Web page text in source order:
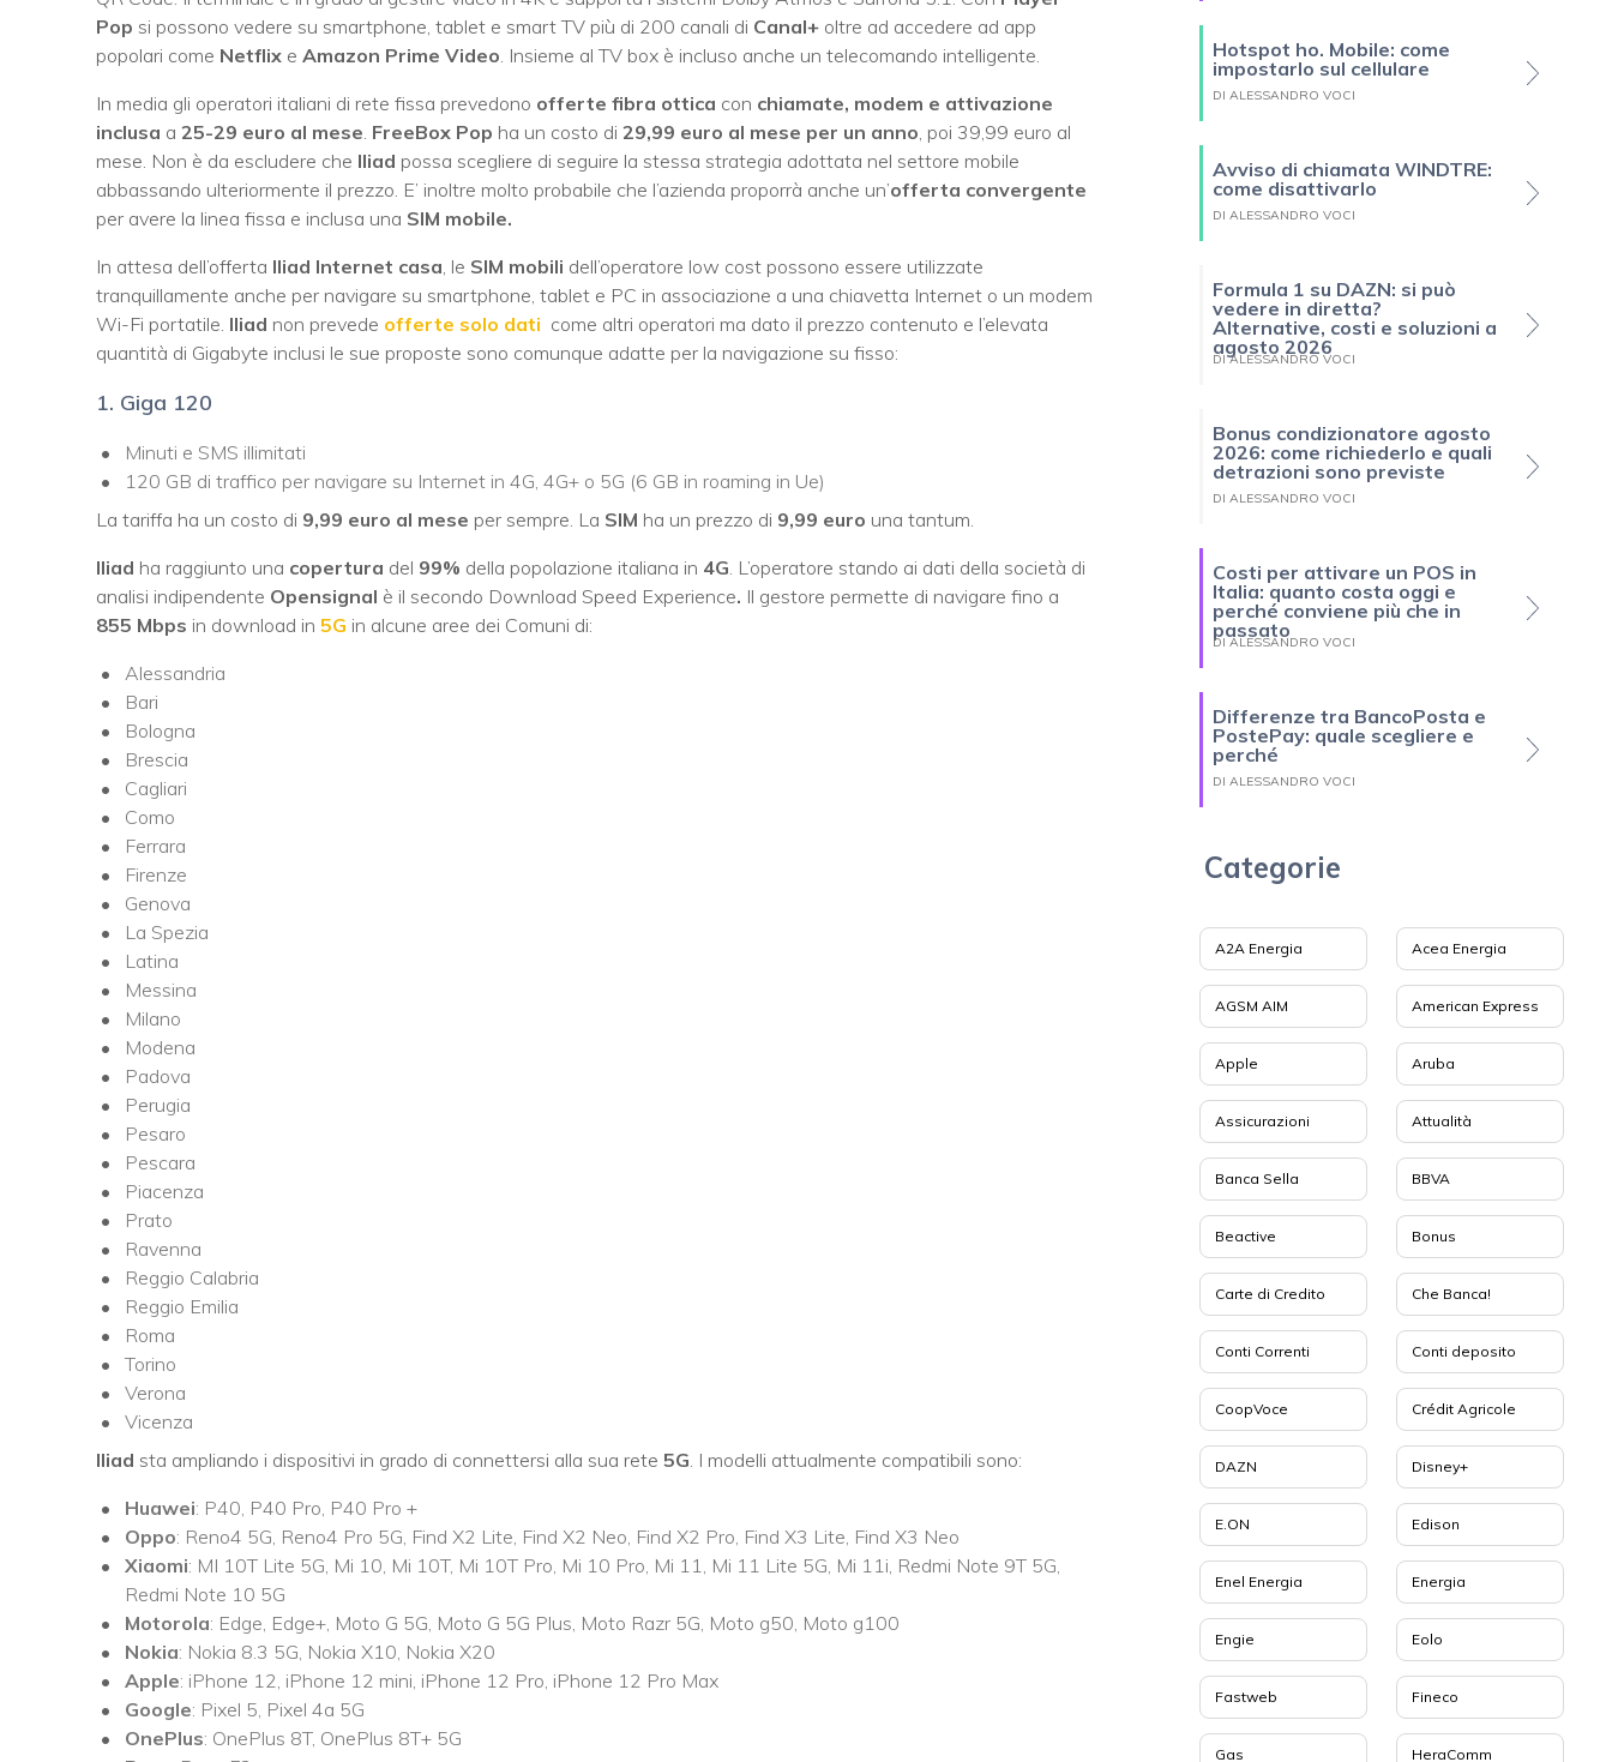
Pop si possono vedere su smartphone, tablet e smart TV più di 200 canali di Canal+ oltre ad accedere ad app
popolari come Netflix e Amazon Prime Video. Insieme al TV box è incluso anche un telecomando intelligente.
In media gli operatori italiani di rete fissa prevedono offerte fibra ottica con chiamate, modem e attivazione
inclusa a 25-29 euro al mese. FreeBox Pop ha un costo di 29,99 euro al mese per un anno, poi 39,99 euro al
mese. Non è da escludere che Iliad possa scegliere di seguire la stessa strategia adottata nel settore mobile
abbassando ulteriormente il prezzo. E’ inoltre molto probabile che l’azienda proporrà anche un’offerta convergente
per avere la linea fissa e inclusa una SIM mobile.
In attesa dell’offerta Iliad Internet casa, le SIM mobili dell’operatore low cost possono essere utilizzate
tranquillamente anche per navigare su smartphone, tablet e PC in associazione a una chiavetta Internet o un modem
Wi-Fi portatile. Iliad non prevede offerte solo dati come altri operatori ma dato il prezzo contenuto e l’elevata
quantità di Gigabyte inclusi le sue proposte sono comunque adatte per la navigazione su fisso:
1. Giga 120
Minuti e SMS illimitati
120 GB di traffico per navigare su Internet in 4G, 4G+ o 5G (6 GB in roaming in Ue)
La tariffa ha un costo di 9,99 euro al mese per sempre. La SIM ha un prezzo di 9,99 euro una tantum.
Iliad ha raggiunto una copertura del 99% della popolazione italiana in 4G. L’operatore stando ai dati della società di
analisi indipendente Opensignal è il secondo Download Speed Experience. Il gestore permette di navigare fino a
855 Mbps in download in 5G in alcune aree dei Comuni di:
Alessandria
Bari
Bologna
Brescia
Cagliari
Como
Ferrara
Firenze
Genova
La Spezia
Latina
Messina
Milano
Modena
Padova
Perugia
Pesaro
Pescara
Piacenza
Prato
Ravenna
Reggio Calabria
Reggio Emilia
Roma
Torino
Verona
Vicenza
Iliad sta ampliando i dispositivi in grado di connettersi alla sua rete 5G. I modelli attualmente compatibili sono:
Huawei: P40, P40 Pro, P40 Pro +
Oppo: Reno4 5G, Reno4 Pro 5G, Find X2 Lite, Find X2 Neo, Find X2 Pro, Find X3 Lite, Find X3 Neo
Xiaomi: MI 10T Lite 5G, Mi 10, Mi 10T, Mi 10T Pro, Mi 10 Pro, Mi 11, Mi 11 Lite 5G, Mi 11i, Redmi Note 9T 5G,
Redmi Note 10 5G
Motorola: Edge, Edge+, Moto G 5G, Moto G 5G Plus, Moto Razr 5G, Moto g50, Moto g100
Nokia: Nokia 8.3 5G, Nokia X10, Nokia X20
Apple: iPhone 12, iPhone 12 mini, iPhone 12 Pro, iPhone 12 Pro Max
Google: Pixel 5, Pixel 4a 5G
OnePlus: OnePlus 8T, OnePlus 8T+ 5G
Hotspot ho. Mobile: come
impostarlo sul cellulare
DI ALESSANDRO VOCI
Avviso di chiamata WINDTRE:
come disattivarlo
DI ALESSANDRO VOCI
Formula 1 su DAZN: si può
vedere in diretta?
Alternative, costi e soluzioni a
agosto 2026
DI ALESSANDRO VOCI
Bonus condizionatore agosto
2026: come richiederlo e quali
detrazioni sono previste
DI ALESSANDRO VOCI
Costi per attivare un POS in
Italia: quanto costa oggi e
perché conviene più che in
passato
DI ALESSANDRO VOCI
Differenze tra BancoPosta e
PostePay: quale scegliere e
perché
DI ALESSANDRO VOCI
Categorie
A2A Energia Acea Energia
AGSM AIM American Express
Apple Aruba
Assicurazioni Attualità
Banca Sella BBVA
Beactive Bonus
Carte di Credito Che Banca!
Conti Correnti Conti deposito
CoopVoce Crédit Agricole
DAZN Disney+
E.ON Edison
Enel Energia Energia
Engie Eolo
Fastweb Fineco
Gas HeraComm